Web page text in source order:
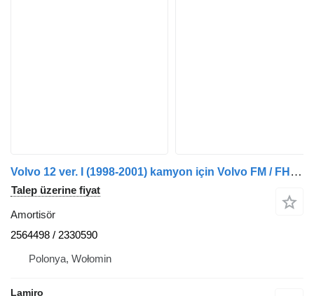
Volvo 12 ver. I (1998-2001) kamyon için Volvo FM / FH12 WHITE SIDE MARKER LAMP 2564498 amortisör
Talep üzerine fiyat
Amortisör
2564498 / 2330590
Polonya, Wołomin
Lamiro